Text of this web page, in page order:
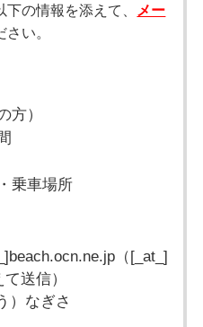
下の情報を添えて、
メー
さい。
方）
乗車場所
（[_at_]
送信）
）なぎさ